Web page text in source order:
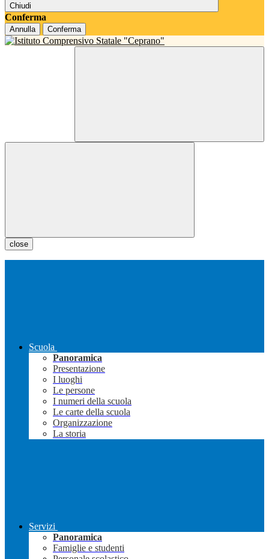
Chiudi
Conferma
Annulla Conferma
close
Scuola
Panoramica
Presentazione
I luoghi
Le persone
I numeri della scuola
Le carte della scuola
Organizzazione
La storia
Servizi
Panoramica
Famiglie e studenti